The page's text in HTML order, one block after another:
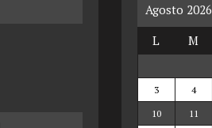
Agosto 2026
L
M
3
4
10
11